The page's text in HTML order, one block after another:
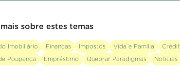
sobre estes temas
Imobiliário Finanças Impostos Vida e Família
Poupança Empréstimo Quebrar Paradigmas Notícias